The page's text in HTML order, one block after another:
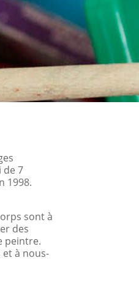
de 7
1998.
sont à
des
peintre.
à nous-